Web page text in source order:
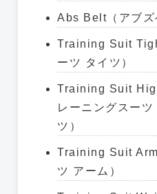
Abs Belt（アブズ
Training Suit
ーツ タイツ）
Training Suit
レーニングスーツ
ツ）
Training Suit
ツ アーム）